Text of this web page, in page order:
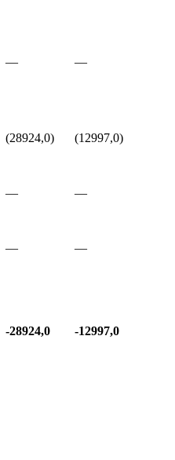
— —
(28924,0) (12997,0)
— —
— —
-28924,0 -12997,0